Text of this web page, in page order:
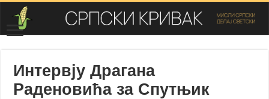
Интервју Драгана
Раденовића за Спутњик